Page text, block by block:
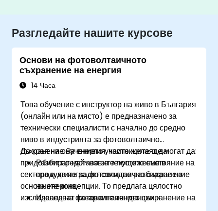
Разгледайте нашите курсове
Основи на фотоволтаичното
съхранение на енергия
14 Часа
Това обучение с инструктор на живо в България
(онлайн или на място) е предназначено за
технически специалисти с начално до средно
ниво в индустрията за фотоволтаично
съхранение на енергия, които желаят да
придобият представа за текущото състояние на
сектора и да изградят солидно разбиране на
основните концепции. То предлага цялостно
изследване на фотоволтаичното съхранение на
До края на обучението участниците ще могат да:
Разбират най-новите постижения в
продуктите за фотоволтаично съхранение
на енергия.
Изследват пазарните тенденции и